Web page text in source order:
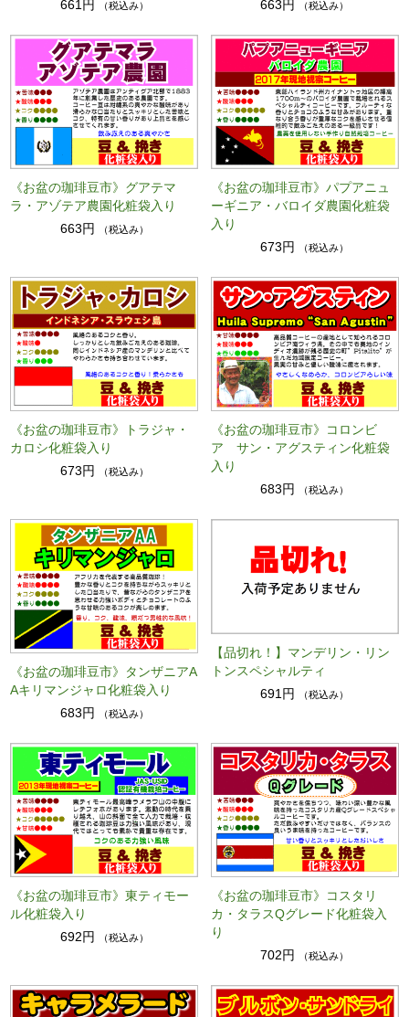
661円 （税込み） 663円 （税込み）
《お盆の珈琲豆市》グアテマ
ラ・アゾテア農園化粧袋入り
663円
（税込み）
《お盆の珈琲豆市》パプアニュ
ーギニア・バロイダ農園化粧袋
入り
673円
（税込み）
《お盆の珈琲豆市》トラジャ・
カロシ化粧袋入り
673円
（税込み）
《お盆の珈琲豆市》コロンビ
ア サン・アグスティン化粧袋
入り
683円
（税込み）
《お盆の珈琲豆市》タンザニアA
Aキリマンジャロ化粧袋入り
683円
（税込み）
【品切れ！】マンデリン・リン
トンスペシャルティ
691円
（税込み）
《お盆の珈琲豆市》東ティモー
ル化粧袋入り
692円
（税込み）
《お盆の珈琲豆市》コスタリ
カ・タラスQグレード化粧袋入
り
702円
（税込み）